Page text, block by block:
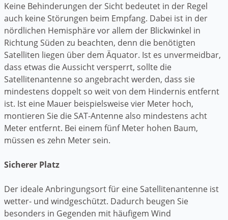
Keine Behinderungen der Sicht bedeutet in der Regel
auch keine Störungen beim Empfang. Dabei ist in der
nördlichen Hemisphäre vor allem der Blickwinkel in
Richtung Süden zu beachten, denn die benötigten
Satelliten liegen über dem Äquator. Ist es unvermeidbar,
dass etwas die Aussicht versperrt, sollte die
Satellitenantenne so angebracht werden, dass sie
mindestens doppelt so weit von dem Hindernis entfernt
ist. Ist eine Mauer beispielsweise vier Meter hoch,
montieren Sie die SAT-Antenne also mindestens acht
Meter entfernt. Bei einem fünf Meter hohen Baum,
müssen es zehn Meter sein.
Sicherer Platz
Der ideale Anbringungsort für eine Satellitenantenne ist
wetter- und windgeschützt. Dadurch beugen Sie
besonders in Gegenden mit häufigem Wind